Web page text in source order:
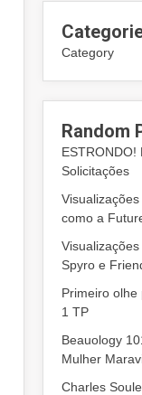
Category
Random
ESTRONDO!
Solicitações
como a
Spyro e
Primeiro
1 TP
Beauology
Mulher
Charles